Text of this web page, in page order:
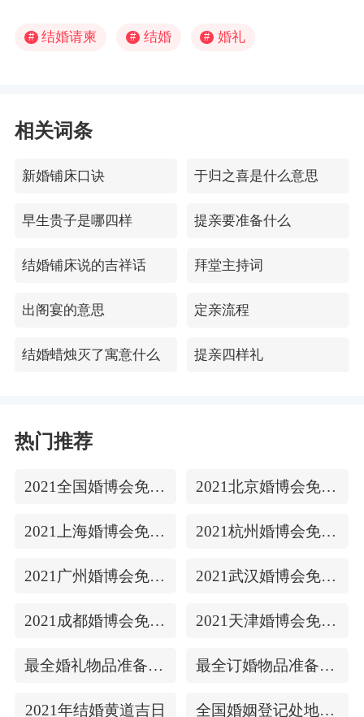
# 结婚请柬 # 结婚 # 婚礼
相关词条
新婚铺床口诀 于归之喜是什么意思
早生贵子是哪四样 提亲要准备什么
结婚铺床说的吉祥话 拜堂主持词
出阁宴的意思 定亲流程
结婚蜡烛灭了寓意什么 提亲四样礼
热门推荐
2021全国婚博会免费门票 2021北京婚博会免费门票
2021上海婚博会免费门票 2021杭州婚博会免费门票
2021广州婚博会免费门票 2021武汉婚博会免费门票
2021成都婚博会免费门票 2021天津婚博会免费门票
最全婚礼物品准备清单 最全订婚物品准备清单
2021年结婚黄道吉日 全国婚姻登记处地址/上下时间